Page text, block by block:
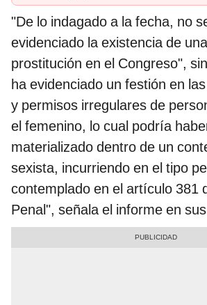
"De lo indagado a la fecha, no
evidenciado la existencia de
prostitución en el Congreso",
ha evidenciado un festión en
y permisos irregulares de
el femenino, lo cual podría
materializado dentro de un
sexista, incurriendo en el tipo
contemplado en el artículo 381
Penal", señala el informe en